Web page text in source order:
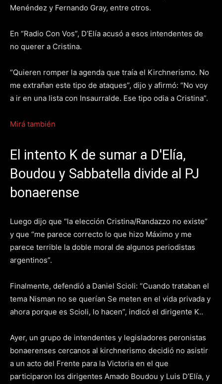
Menéndez y Fernando Gray, entre otros.
En “Radio Con Vos”, D’Elía acusó a esos intendentes de
no querer a Cristina.
“Quieren romper la agenda que traía el Kirchnerismo. No
me extrañan este tipo de ataques”, dijo y afirmó: “No voy
a ir en una lista con Insaurralde. Ese tipo odia a Cristina”.
Mirá también
El intento K de sumar a D'Elía,
Boudou y Sabbatella divide al PJ
bonaerense
Luego dijo que “la elección Cristina/Randazzo no existe”
y que “me parece correcto lo que hizo Máximo y me
parece terrible la doble moral de algunos periodistas
argentinos”.
Finalmente, defendió a Daniel Scioli: “Cuando trataban el
tema Nisman no se querían Se meten en el vida privada y
ahora porque es Scioli, lo hacen”, indicó el dirigente K..
Ayer, un grupo de intendentes y legisladores peronistas
bonaerenses cercanos al kirchnerismo decidió no asistir
a un acto del Frente para la Victoria en el que
participaron los dirigentes Amado Boudou y Luis D’Elía, y